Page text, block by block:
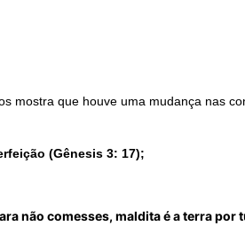
mostra que houve uma mudança nas
(Gênesis 3: 17);
não comesses, maldita é a terra por